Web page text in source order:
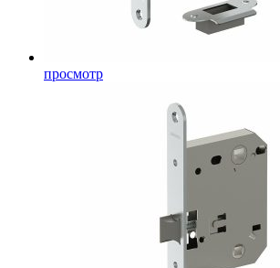
просмотр